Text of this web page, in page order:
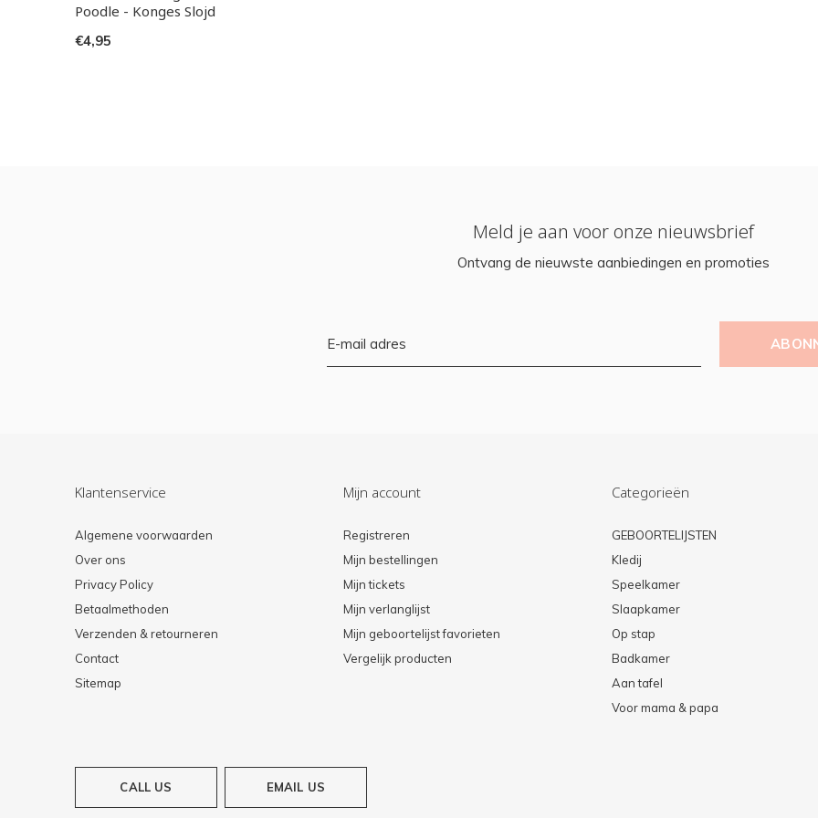
Poodle - Konges Slojd
€4,95
Meld je aan voor onze nieuwsbrief
Ontvang de nieuwste aanbiedingen en promoties
Klantenservice
Algemene voorwaarden
Over ons
Privacy Policy
Betaalmethoden
Verzenden & retourneren
Contact
Sitemap
Mijn account
Registreren
Mijn bestellingen
Mijn tickets
Mijn verlanglijst
Mijn geboortelijst favorieten
Vergelijk producten
Categorieën
GEBOORTELIJSTEN
Kledij
Speelkamer
Slaapkamer
Op stap
Badkamer
Aan tafel
Voor mama & papa
CALL US EMAIL US